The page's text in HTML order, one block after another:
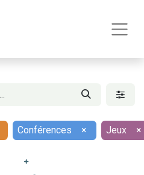
Conférences × Jeux ×